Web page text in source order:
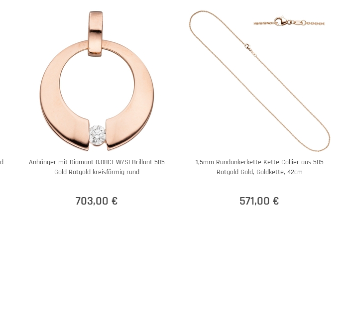
Anhänger mit Diamant 0.08Ct W/SI Brillant 585
Gold Rotgold kreisförmig rund
703,00 €
1,5mm Rundankerkette Kette Collier aus 585
Rotgold Gold, Goldkette, 42cm
571,00 €